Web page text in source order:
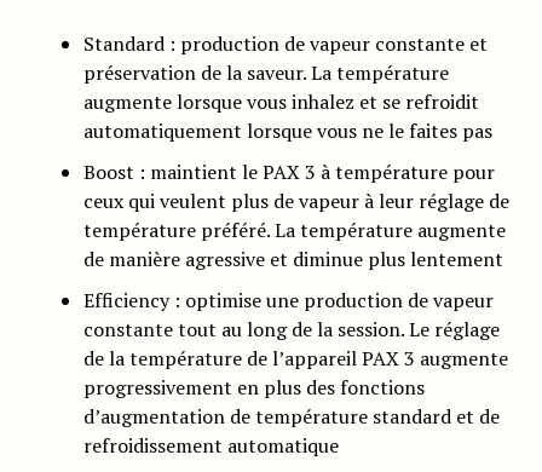
Standard : production de vapeur constante et
préservation de la saveur. La température
augmente lorsque vous inhalez et se refroidit
automatiquement lorsque vous ne le faites pas
Boost : maintient le PAX 3 à température pour
ceux qui veulent plus de vapeur à leur réglage de
température préféré. La température augmente
de manière agressive et diminue plus lentement
Efficiency : optimise une production de vapeur
constante tout au long de la session. Le réglage
de la température de l’appareil PAX 3 augmente
progressivement en plus des fonctions
d’augmentation de température standard et de
refroidissement automatique